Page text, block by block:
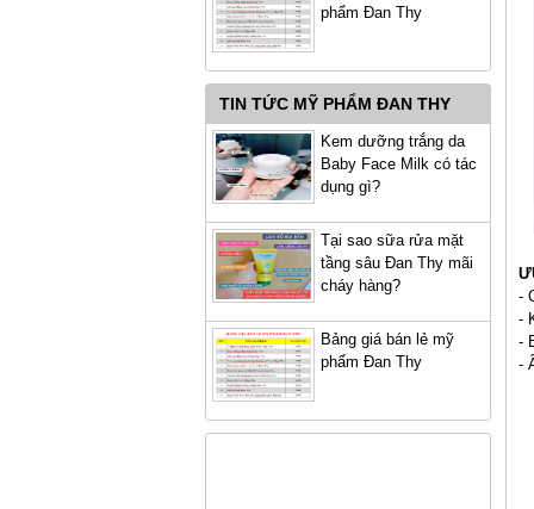
phẩm Đan Thy
TIN TỨC MỸ PHẨM ĐAN THY
Kem dưỡng trắng da
Baby Face Milk có tác
dụng gì?
Tại sao sữa rửa mặt
tầng sâu Đan Thy mãi
cháy hàng?
Bảng giá bán lẻ mỹ
phẩm Đan Thy
-
-
-
-